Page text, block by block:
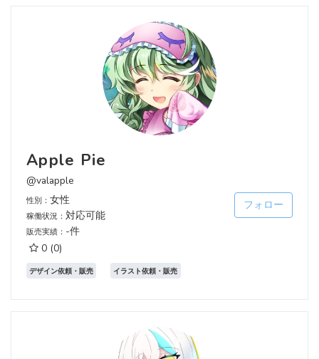
Apple Pie
@valapple
性別： 女性
稼働状況： 対応可能
販売実績： -件
0 (0)
フォロー
デザイン依頼・販売 イラスト依頼・販売